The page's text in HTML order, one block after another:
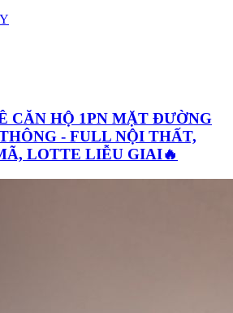
CĂN HỘ 1PN MẶT ĐƯỜNG
- FULL NỘI THẤT,
LOTTE LIỄU GIAI🔥